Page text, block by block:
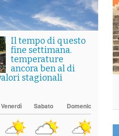
Il tempo di questo
fine settimana.
temperature
ancora ben al di
stagionali
Venerdì Sabato Domenica